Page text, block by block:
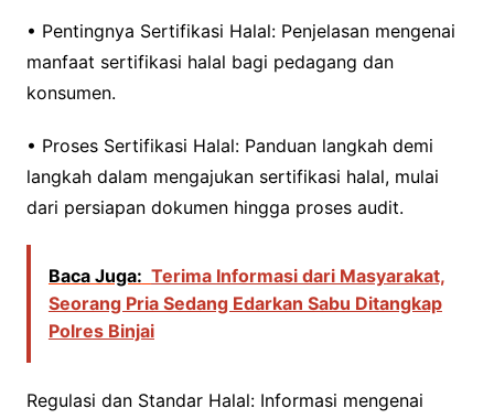
• Pentingnya Sertifikasi Halal: Penjelasan mengenai
manfaat sertifikasi halal bagi pedagang dan
konsumen.
• Proses Sertifikasi Halal: Panduan langkah demi
langkah dalam mengajukan sertifikasi halal, mulai
dari persiapan dokumen hingga proses audit.
Baca Juga: Terima Informasi dari Masyarakat,
Seorang Pria Sedang Edarkan Sabu Ditangkap
Polres Binjai
Regulasi dan Standar Halal: Informasi mengenai